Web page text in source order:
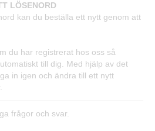
LÖSENORD
kan du beställa ett nytt genom att
du har registrerat hos oss så
till dig. Med hjälp av det
in igen och ändra till ett nytt
frågor och svar.